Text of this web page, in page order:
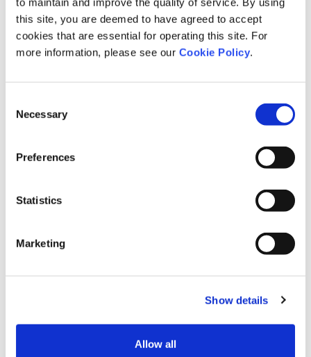
this site, you are deemed to have agreed to accept
cookies that are essential for operating this site. For
more information, please see our Cookie Policy.
Selection
Necessary
Preferences
Statistics
Marketing
Show details
Allow all
ランキング実績については下記の通りです。
・三省堂書店 名古屋本店：1週間1位
組織と働き方の本質